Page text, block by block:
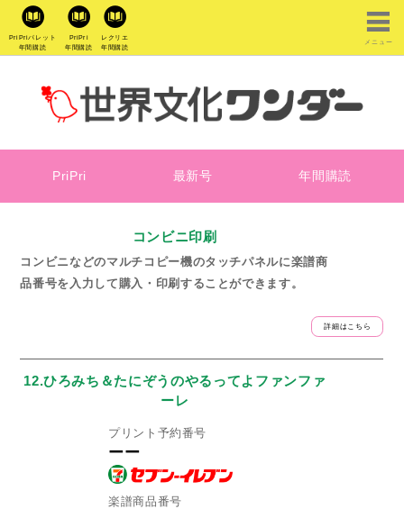
PriPriパレット
年間購読
PriPri
年間購読
レクリエ
年間購読
メニュー
PriPri 最新号 年間購読
コンビニ印刷
コンビニなどのマルチコピー機のタッチパネルに楽譜商
品番号を入力して購入・印刷することができます。
詳細はこちら
12.ひろみち＆たにぞうのやるってよファンファ
ーレ
プリント予約番号
ーー
楽譜商品番号